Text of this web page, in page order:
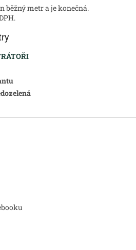
běžný metr a je konečná.